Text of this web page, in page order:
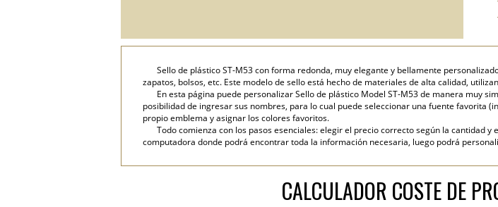
Sello de plástico ST-M53 con forma redonda, muy elegante y bellamente
zapatos, bolsos, etc. Este modelo de sello está hecho de materiales de alta calidad,
En esta página puede personalizar Sello de plástico Model ST-M53 de manera muy
posibilidad de ingresar sus nombres, para lo cual puede seleccionar una fuente favorita
propio emblema y asignar los colores favoritos.
Todo comienza con los pasos esenciales: elegir el precio correcto según la cantidad
computadora donde podrá encontrar toda la información necesaria, luego podrá
CALCULADOR COSTE DE